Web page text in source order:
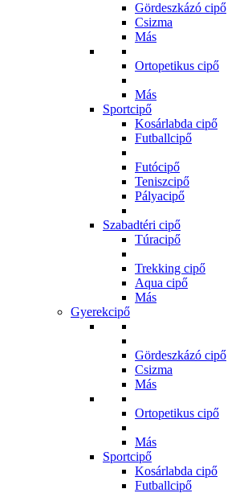
Gördeszkázó cipő
Csizma
Más
Ortopetikus cipő
Más
Sportcipő
Kosárlabda cipő
Futballcipő
Futócipő
Teniszcipő
Pályacipő
Szabadtéri cipő
Túracipő
Trekking cipő
Aqua cipő
Más
Gyerekcipő
Gördeszkázó cipő
Csizma
Más
Ortopetikus cipő
Más
Sportcipő
Kosárlabda cipő
Futballcipő